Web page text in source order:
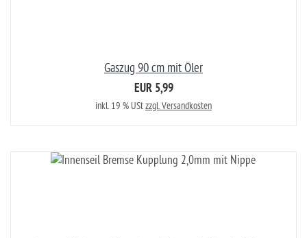
Gaszug 90 cm mit Öler
EUR 5,99
inkl. 19 % UStzzgl. Versandkosten